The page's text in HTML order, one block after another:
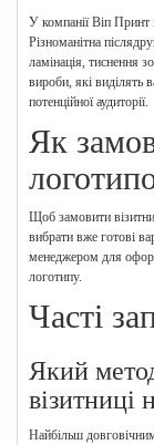
У компанії Віп Принт
Різноманітна
ламінація, тиснення
вироби, які виділять
потенційної аудиторії.
Як
Щоб замовити
вибрати вже готові
менеджером для
логотипу.
Часті
Який
візитниці
Найбільш